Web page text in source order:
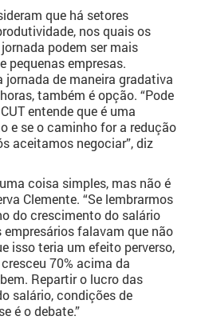
que há setores
nos quais os
podem ser mais
pequenas empresas.
jornada de maneira gradativa
também é opção. “Pode
entende que é uma
e se o caminho for a redução
aceitamos negociar”, diz
coisa simples, mas não é
Clemente. “Se lembrarmos
do crescimento do salário
empresários falavam que não
isso teria um efeito perverso,
70% acima da
Repartir o lucro das
salário, condições de
é o debate.”